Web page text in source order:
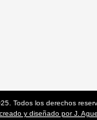
Todos los derechos
y diseñado por J.